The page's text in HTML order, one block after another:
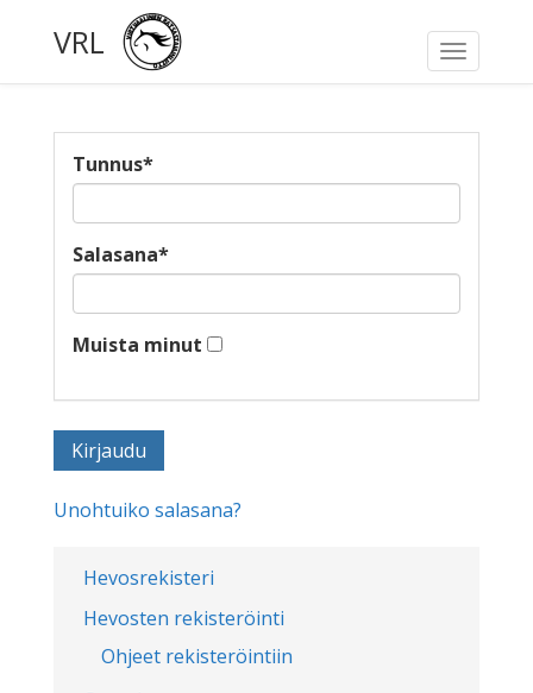
Toggle
VRL
Hevosrekisteri
Hevosten rekisteröinti
Ohjeet rekisteröintiin
Tunnus*
Salasana*
Muista minut
Unohtuiko salasana?